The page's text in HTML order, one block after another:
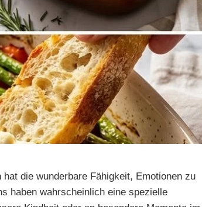
die wunderbare Fähigkeit, Emotionen zu
haben wahrscheinlich eine spezielle